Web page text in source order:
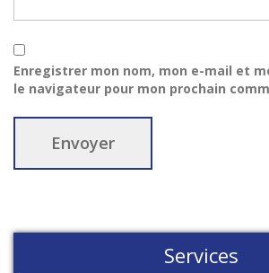
Enregistrer mon nom, mon e-mail et
le navigateur pour mon prochain
Services